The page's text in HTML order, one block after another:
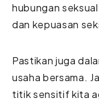
hubungan
dan kepuasan
Pastikan juga
usaha bersama.
titik sensitif kita